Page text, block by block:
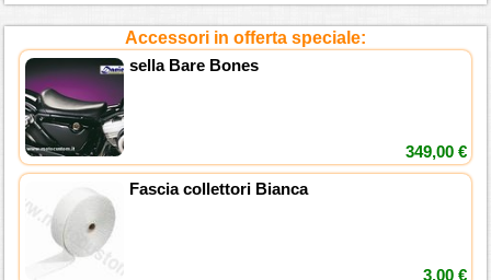
Accessori in offerta speciale:
sella Bare Bones
349,00 €
Fascia collettori Bianca
3,00 €